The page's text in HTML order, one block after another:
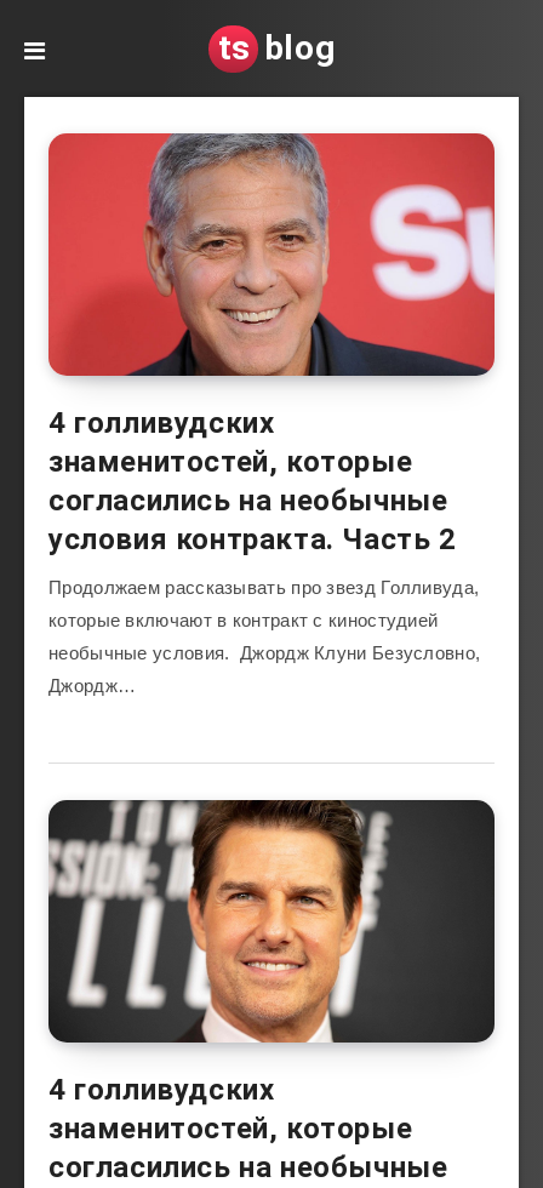
ts blog
4 голливудских
знаменитостей, которые
согласились на необычные
условия контракта. Часть 2
Продолжаем рассказывать про звезд Голливуда,
которые включают в контракт с киностудией
необычные условия. Джордж Клуни Безусловно,
Джордж…
4 голливудских
знаменитостей, которые
согласились на необычные